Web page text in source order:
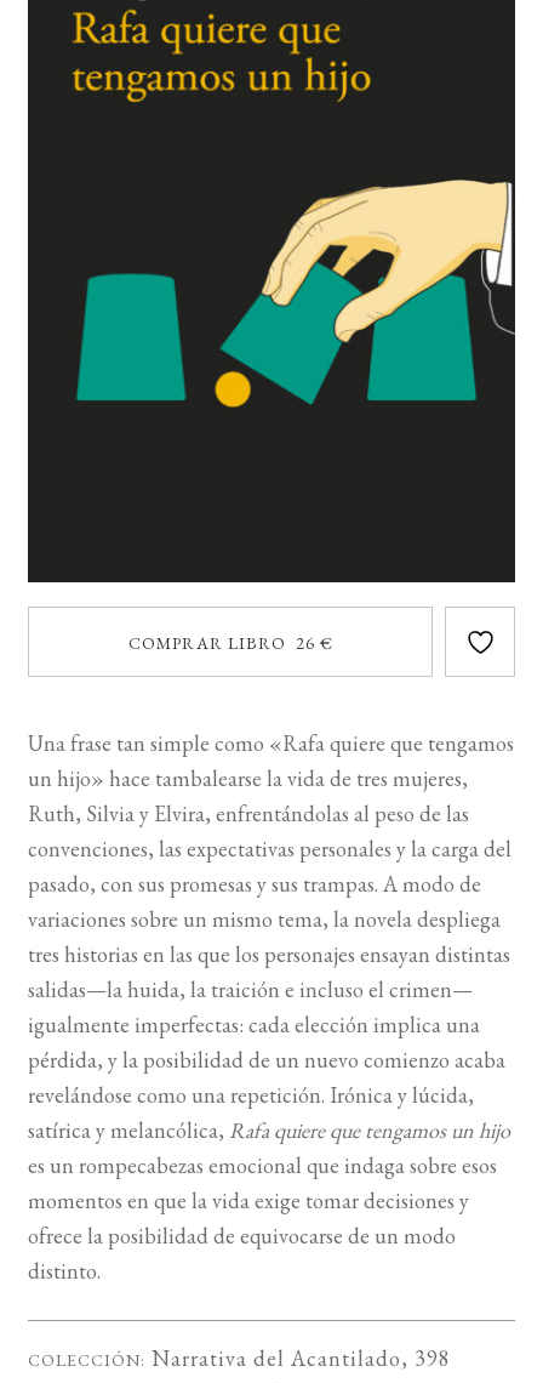
BUSCAR
COMPRAR LIBRO 26 €
Una frase tan simple como «Rafa quiere que tengamos
un hijo» hace tambalearse la vida de tres mujeres,
Ruth, Silvia y Elvira, enfrentándolas al peso de las
convenciones, las expectativas personales y la carga del
pasado, con sus promesas y sus trampas. A modo de
variaciones sobre un mismo tema, la novela despliega
tres historias en las que los personajes ensayan distintas
salidas—la huida, la traición e incluso el crimen—
igualmente imperfectas: cada elección implica una
pérdida, y la posibilidad de un nuevo comienzo acaba
revelándose como una repetición. Irónica y lúcida,
satírica y melancólica, Rafa quiere que tengamos un hijo
es un rompecabezas emocional que indaga sobre esos
momentos en que la vida exige tomar decisiones y
ofrece la posibilidad de equivocarse de un modo
distinto.
COLECCIÓN: Narrativa del Acantilado, 398